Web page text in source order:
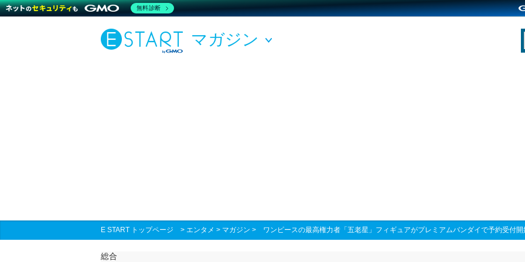
マガジン
E START トップページ > エンタメ > マガジン > ワンピースの最高権力者「五老星」フィギュアがプレミアムバンダイで予約受付開
総合
無料診断